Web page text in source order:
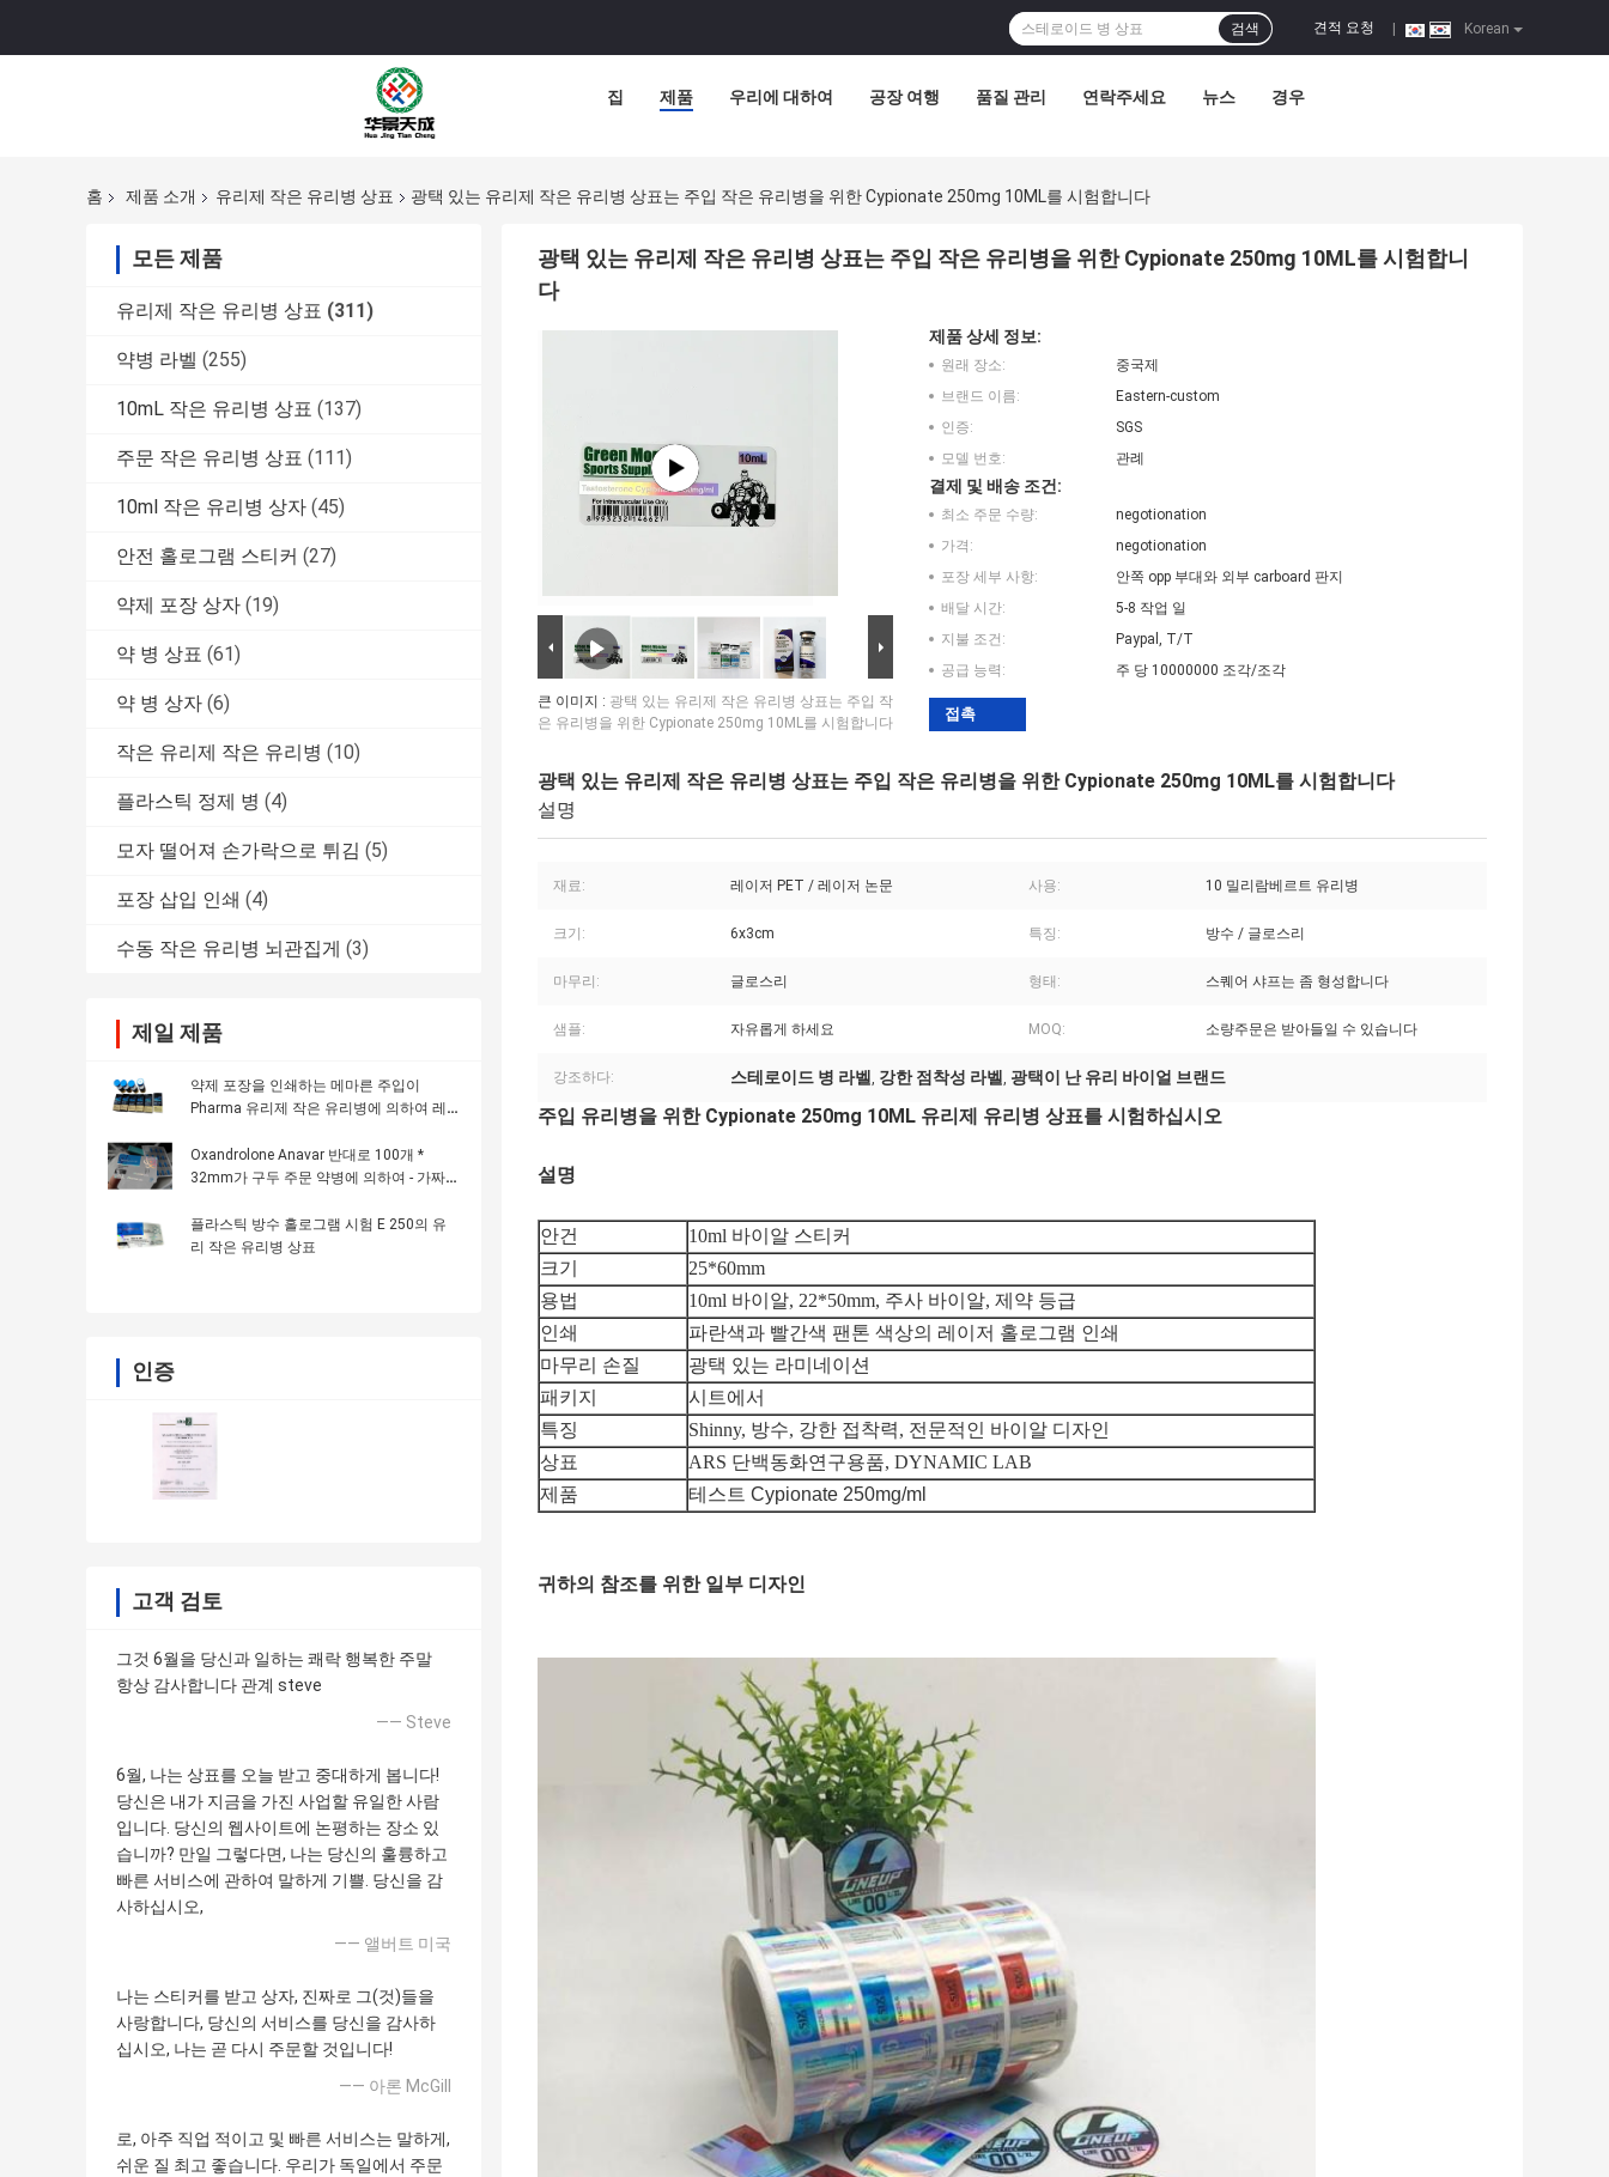
Korean
견적 요청
검색
집 제품 우리에 대하여 공장 여행 품질 관리 연락주세요 뉴스 경우
홈 제품 소개 유리제 작은 유리병 상표 광택 있는 유리제 작은 유리병 상표는 주입 작은 유리병을 위한 Cypionate 250mg 10ML를 시험합니다
모든 제품
유리제 작은 유리병 상표 (311)
약병 라벨 (255)
10mL 작은 유리병 상표 (137)
주문 작은 유리병 상표 (111)
10ml 작은 유리병 상자 (45)
안전 홀로그램 스티커 (27)
약제 포장 상자 (19)
약 병 상표 (61)
약 병 상자 (6)
작은 유리제 작은 유리병 (10)
플라스틱 정제 병 (4)
모자 떨어져 손가락으로 튀김 (5)
포장 삽입 인쇄 (4)
수동 작은 유리병 뇌관집게 (3)
제일 제품
약제 포장을 인쇄하는 메마른 주입이
Pharma 유리제 작은 유리병에 의하여 레
Oxandrolone Anavar 반대로 100개 *
32mm가 구두 주문 약병에 의하여 - 가짜
플라스틱 방수 홀로그램 시험 E 250의 유
리 작은 유리병 상표
인증
고객 검토
그것 6월을 당신과 일하는 쾌락 행복한 주말
항상 감사합니다 관계 steve
—— Steve
6월, 나는 상표를 오늘 받고 중대하게 봅니다!
당신은 내가 지금을 가진 사업할 유일한 사람
입니다. 당신의 웹사이트에 논평하는 장소 있
습니까? 만일 그렇다면, 나는 당신의 훌륭하고
빠른 서비스에 관하여 말하게 기쁠. 당신을 감
사하십시오,
—— 앨버트 미국
나는 스티커를 받고 상자, 진짜로 그(것)들을
사랑합니다, 당신의 서비스를 당신을 감사하
십시오, 나는 곧 다시 주문할 것입니다!
—— 아론 McGill
로, 아주 직업 적이고 및 빠른 서비스는 말하게,
쉬운 질 최고 좋습니다. 우리가 독일에서 주문
광택 있는 유리제 작은 유리병 상표는 주입 작은 유리병을 위한 Cypionate 250mg 10ML를 시험합니
다
큰 이미지 : 광택 있는 유리제 작은 유리병 상표는 주입 작
은 유리병을 위한 Cypionate 250mg 10ML를 시험합니다
제품 상세 정보:
원래 장소:
중국제
브랜드 이름:
Eastern-custom
인증:
SGS
모델 번호:
관례
결제 및 배송 조건:
최소 주문 수량:
negotionation
가격:
negotionation
포장 세부 사항:
안쪽 opp 부대와 외부 carboard 판지
배달 시간:
5-8 작업 일
지불 조건:
Paypal, T/T
공급 능력:
주 당 10000000 조각/조각
접촉
광택 있는 유리제 작은 유리병 상표는 주입 작은 유리병을 위한 Cypionate 250mg 10ML를 시험합니다
설명
재료: 레이저 PET / 레이저 논문 사용: 10 밀리람베르트 유리병
크기: 6x3cm 특징: 방수 / 글로스리
마무리: 글로스리 형태: 스퀘어 샤프는 좀 형성합니다
샘플: 자유롭게 하세요 MOQ: 소량주문은 받아들일 수 있습니다
강조하다: 스테로이드 병 라벨, 강한 점착성 라벨, 광택이 난 유리 바이얼 브랜드
주입 유리병을 위한 Cypionate 250mg 10ML 유리제 유리병 상표를 시험하십시오
설명
안건
10ml 바이알 스티커
크기
25*60mm
용법
10ml 바이알, 22*50mm, 주사 바이알, 제약 등급
인쇄
파란색과 빨간색 팬톤 색상의 레이저 홀로그램 인쇄
마무리 손질
광택 있는 라미네이션
패키지
시트에서
특징
Shinny, 방수, 강한 접착력, 전문적인 바이알 디자인
상표
ARS 단백동화연구용품, DYNAMIC LAB
제품
테스트 Cypionate 250mg/ml
귀하의 참조를 위한 일부 디자인